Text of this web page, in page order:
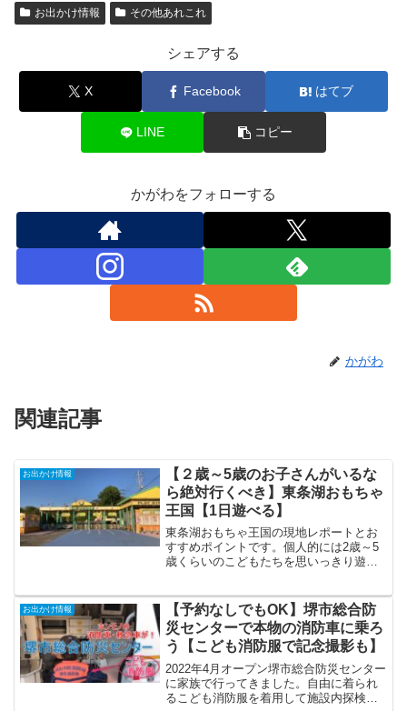
お出かけ情報 その他あれこれ
シェアする
X Facebook はてブ
LINE コピー
かがわをフォローする
かがわ
関連記事
お出かけ情報
【２歳～5歳のお子さんがいるな
ら絶対行くべき】東条湖おもちゃ
王国【1日遊べる】
東条湖おもちゃ王国の現地レポートとお
すすめポイントです。個人的には2歳～5
歳くらいのこどもたちを思いっきり遊ば
いかなという年齢のお子さんがいるご家
族のお出かけ先としては最高のポテンシ
ャルを持っている施設だと思います。
お出かけ情報
【予約なしでもOK】堺市総合防
災センターで本物の消防車に乗ろ
う【こども消防服で記念撮影も】
2022年4月オープン堺市総合防災センター
に家族で行ってきました。自由に着られ
るこども消防服を着用して施設内探検・